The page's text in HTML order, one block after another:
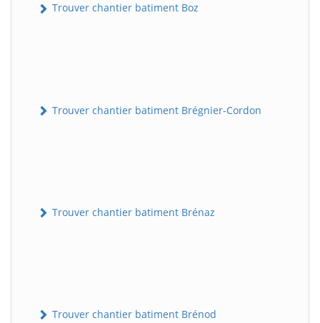
Trouver chantier batiment Boz
Trouver chantier batiment Brégnier-Cordon
Trouver chantier batiment Brénaz
Trouver chantier batiment Brénod